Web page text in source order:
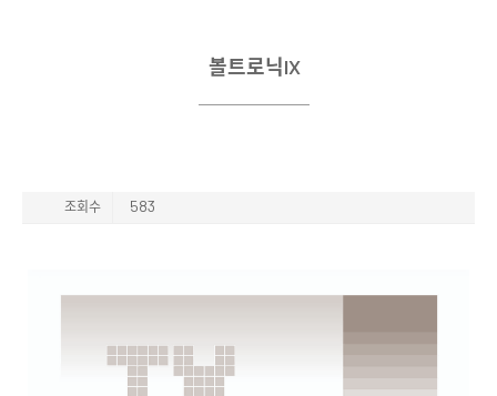
볼트로닉IX
조회수 583